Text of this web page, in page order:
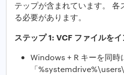
テップが含まれています。 各
る必要があります。
ステップ 1: VCF ファイルを
Windows + R キーを同時
「